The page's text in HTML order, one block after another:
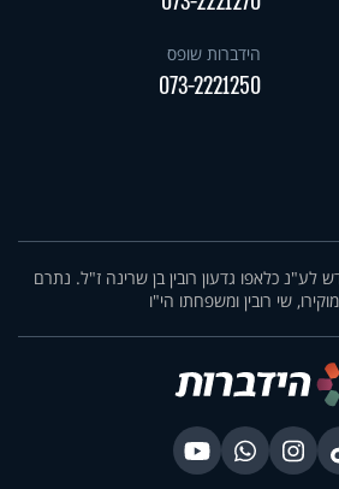
הידברות שופס
073-2221250
כלאפו גדעון רובין בן שרינה ז"ל. נתרם
שי רובין ומשפחתו הי"ו